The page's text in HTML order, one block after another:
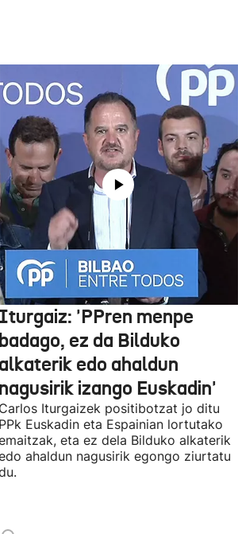
Iturgaiz: 'PPren menpe
badago, ez da Bilduko
alkaterik edo ahaldun
nagusirik izango Euskadin'
Carlos Iturgaizek positibotzat jo ditu
PPk Euskadin eta Espainian lortutako
eta ez dela Bilduko alkaterik
ahaldun nagusirik egongo ziurtatu